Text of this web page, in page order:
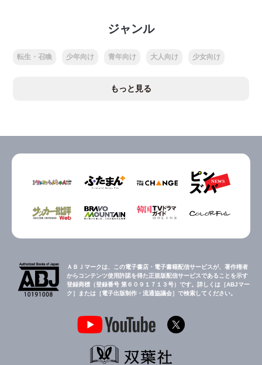
ジャンル
転生・召喚 少年向け 青年向け 大人向け 少女向け
もっと見る
ＡＢＪマークは、この電子書店・電子書籍配信サービスが、著作権者
からコンテンツ使用許諾を得た正規版配信サービスであることを示す
登録商標（登録番号 第６０９１７１３号）です。詳しくは［ABJマー
ク］または［電子出版制作・流通協議会］で検索してください。